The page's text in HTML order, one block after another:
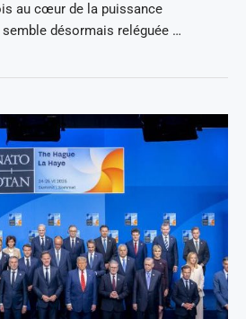
au cœur de la puissance
désormais reléguée …